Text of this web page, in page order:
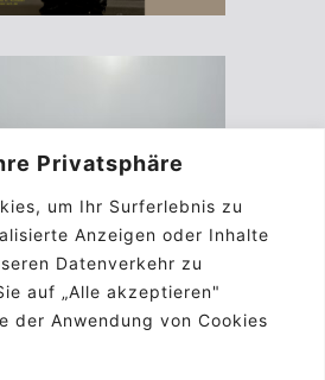
Privatsphäre
um Ihr Surferlebnis zu
Anzeigen oder Inhalte
Datenverkehr zu
auf „Alle akzeptieren"
der Anwendung von Cookies